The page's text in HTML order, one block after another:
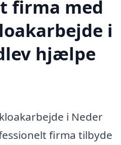
firma med
i
hjælpe
i Neder
firma tilbyde